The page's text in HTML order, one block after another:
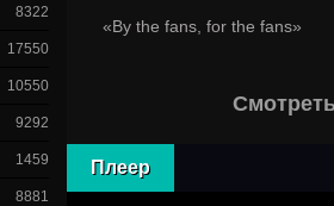
8322
17550
10550
9292
1459
8881
«By the fans, for the fans»
Плеер